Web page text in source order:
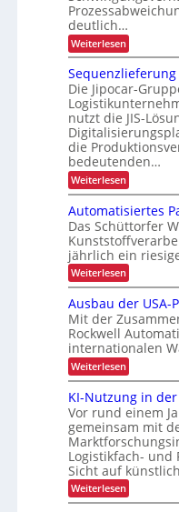
t
n
r
a
l
o
g
i
s
t
i
k
e
u
r
K
I
u
n
g
f
ü
r
e
c
y
c
i
n
g
h
ö
f
e
f
a
h
r
:
A
u
s
g
e
d
i
e
n
t
e
E
-
Z
i
g
a
r
e
t
t
e
n
deutlich…
Weiterlesen:
S
c
h
n
e
l
l
e
r
e
P
r
o
z
e
s
s
r
ü
c
k
m
e
l
d
u
n
g
Sequenzlieferung
Die Jipocar-
nutzt die JIS-
die
bedeutenden…
Weiterlesen:
S
q
u
e
n
z
l
e
f
e
r
u
n
g
d
a
n
k
A
i
m
t
e
Automatisiertes
Das Schüttorfer
jährlich ein
Weiterlesen:
A
u
t
o
m
a
t
i
s
i
e
r
t
e
s
P
a
l
Ausbau der USA-
Mit der
Rockwell
internationalen
Weiterlesen:
A
s
b
a
u
d
e
r
U
S
KI-Nutzung in
Vor rund einem
gemeinsam mit
Logistikfach-
Sicht auf
Weiterlesen:
K